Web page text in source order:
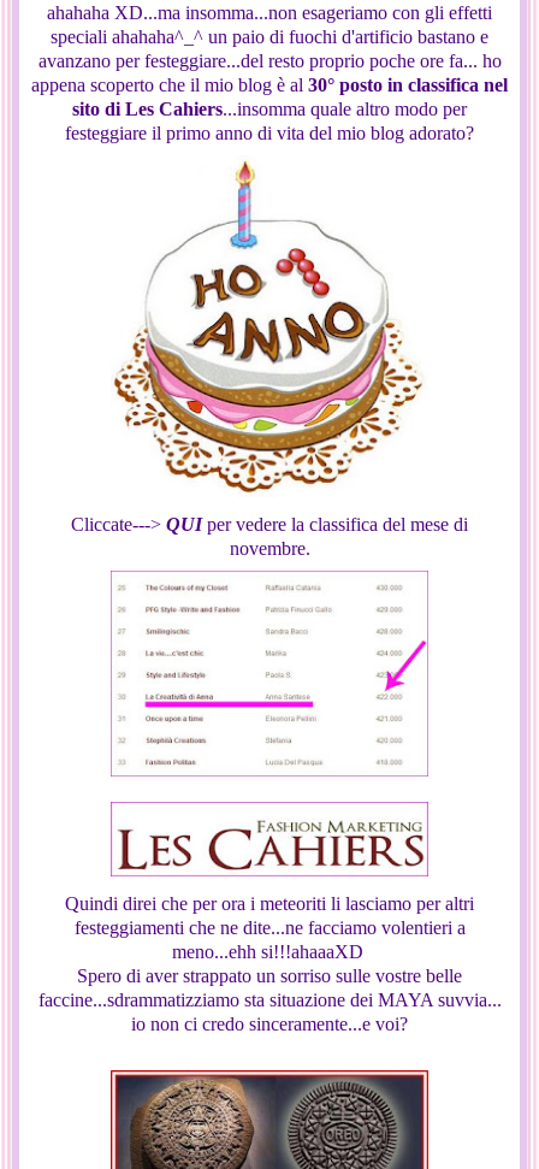
ahahaha XD...ma insomma...non esageriamo con gli effetti
speciali ahahaha^_^ un paio di fuochi d'artificio bastano e
avanzano per festeggiare...del resto proprio poche ore fa... ho
appena scoperto che il mio blog è al 30° posto in classifica nel
sito di Les Cahiers...insomma quale altro modo per
festeggiare il primo anno di vita del mio blog adorato?
Cliccate---> QUIper vedere la classifica del mese di
novembre.
Quindi direi che per ora i meteoriti li lasciamo per altri
festeggiamenti che ne dite...ne facciamo volentieri a
meno...ehh si!!!ahaaaXD
Spero di aver strappato un sorriso sulle vostre belle
faccine...sdrammatizziamo sta situazione dei MAYA suvvia...
io non ci credo sinceramente...e voi?